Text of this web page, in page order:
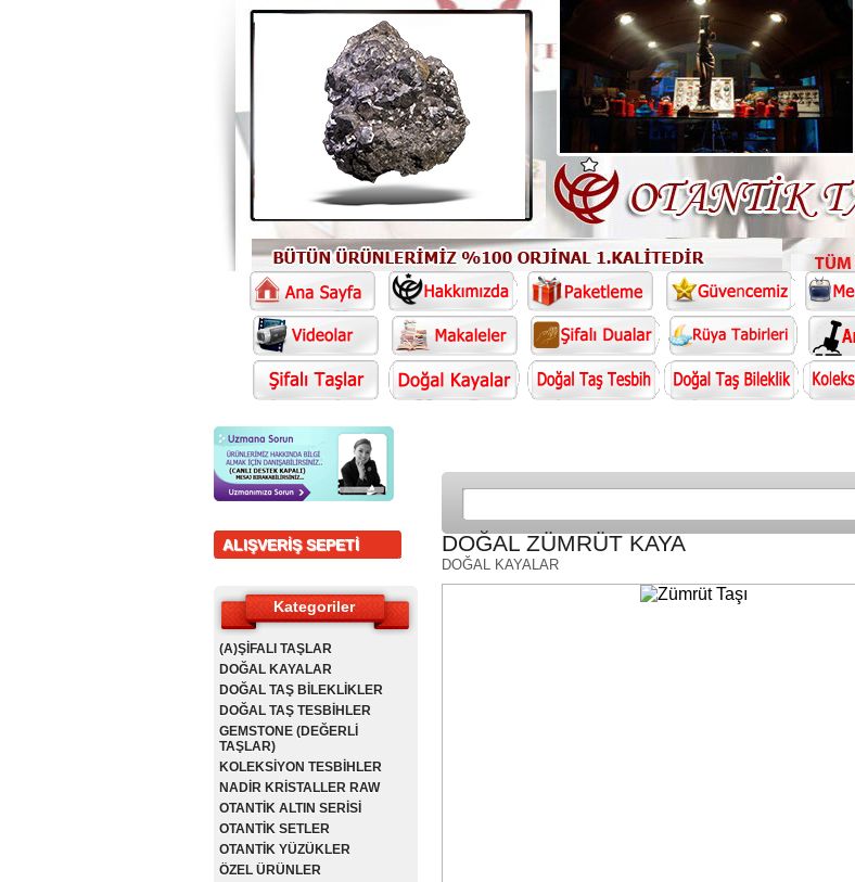
ALIŞVERİŞ SEPETİ
Kategoriler
(A)ŞİFALI TAŞLAR
DOĞAL KAYALAR
DOĞAL TAŞ BİLEKLİKLER
DOĞAL TAŞ TESBİHLER
GEMSTONE (DEĞERLİ
TAŞLAR)
KOLEKSİYON TESBİHLER
NADİR KRİSTALLER RAW
OTANTİK ALTIN SERİSİ
OTANTİK SETLER
OTANTİK YÜZÜKLER
ÖZEL ÜRÜNLER
DOĞAL ZÜMRÜT KAYA
DOĞAL KAYALAR